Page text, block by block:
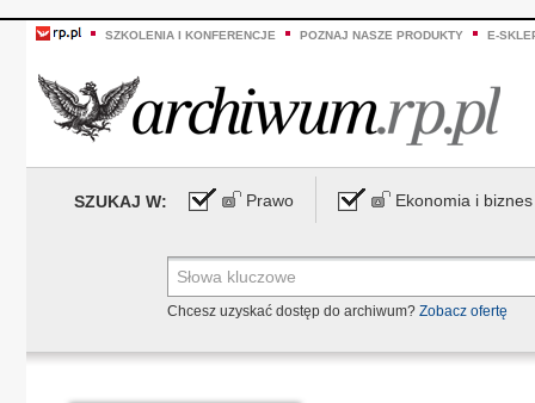
SZKOLENIA I KONFERENCJE POZNAJ NASZE PRODUKTY E-
SZUKAJ W: Prawo Ekonomia i biznes
Chcesz uzyskać dostęp do archiwum? Zobacz ofertę